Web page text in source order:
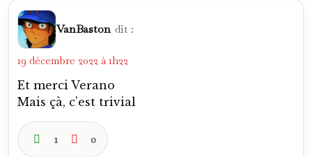
1
Connectez-vous pour répondre
calciocalabria dit :
19 décembre 2022 à 5h15